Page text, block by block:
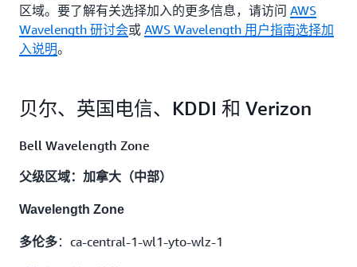
区域。要了解有关选择加入的更多信息，请访问 AWS
Wavelength 研讨会或 AWS Wavelength 用户指南选择加
入说明。
贝尔、英国电信、KDDI 和 Verizon
Bell Wavelength Zone
父级区域：加拿大（中部）
Wavelength Zone
多伦多：ca-central-1-wl1-yto-wlz-1